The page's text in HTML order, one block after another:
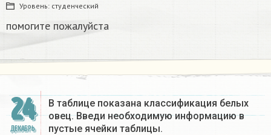
Уровень: студенческий
помогите пожалуйста ​
24
ДЕКАБРЬ
В таблице показана классификация белых
овец. Введи необходимую информацию в
пустые ячейки таблицы.​